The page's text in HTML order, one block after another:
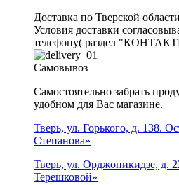
Доставка по Тверской области
Условия доставки
телефону( раздел
Самовывоз
Самостоятельно забрать
удобном для Вас магазине.
Тверь, ул. Горького, д. 138.
Степанова»
Тверь, ул. Орджоникидзе, д.
Терешковой»